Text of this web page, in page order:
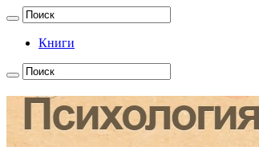
Книги